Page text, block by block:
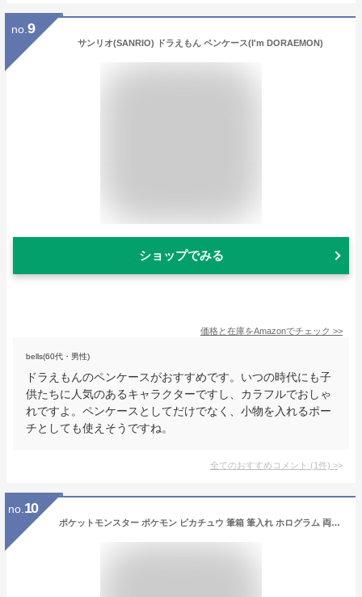
no. 9
サンリオ(SANRIO) ドラえもん ペンケース(I'm DORAEMON)
ショップでみる
価格と在庫をAmazonでチェック >>
bells(60代・男性)
ドラえもんのペンケースがおすすめです。いつの時代にも子
供たちに人気のあるキャラクターですし、カラフルでおしゃ
れですよ。ペンケースとしてだけでなく、小物を入れるポー
チとしても使えそうですね。
全てのおすすめコメント (1件) >
no. 10
ポケットモンスター ポケモン ピカチュウ 筆箱 筆入れ ホログラム 両面 男の子 小学生 大容量 マグネット ショウワノート あす楽